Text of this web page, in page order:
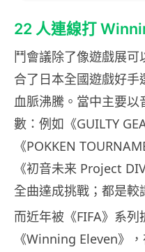
22 人連線打
鬥會議除了像遊戲展
合了日本全國遊戲好
血脈沸騰。當中主要
數：例如《GUILTY
《POKKEN
《初音未来 Project
全曲達成挑戰；都是較
而近年被《FIFA》系
《Winning Eleven》